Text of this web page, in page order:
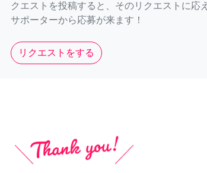
クエストを投稿すると、そのリクエストに応
サポーターから応募が来ます！
リクエストをする